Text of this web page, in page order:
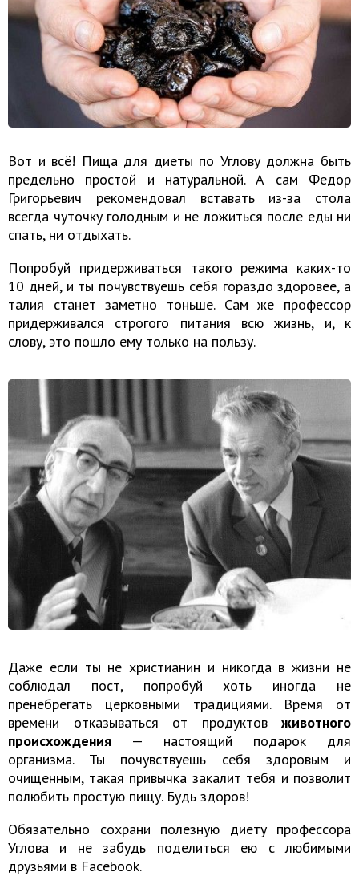
Вот и всё! Пища для диеты по Углову должна быть
предельно простой и натуральной. А сам Федор
Григорьевич рекомендовал вставать из-за стола
всегда чуточку голодным и не ложиться после еды ни
спать, ни отдыхать.
Попробуй придерживаться такого режима каких-то
10 дней, и ты почувствуешь себя гораздо здоровее, а
талия станет заметно тоньше. Сам же профессор
придерживался строгого питания всю жизнь, и, к
слову, это пошло ему только на пользу.
Даже если ты не христианин и никогда в жизни не
соблюдал пост, попробуй хоть иногда не
пренебрегать церковными традициями. Время от
времени отказываться от продуктов животного
происхождения — настоящий подарок для
организма. Ты почувствуешь себя здоровым и
очищенным, такая привычка закалит тебя и позволит
полюбить простую пищу. Будь здоров!
Обязательно сохрани полезную диету профессора
Углова и не забудь поделиться ею с любимыми
друзьями в Facebook.